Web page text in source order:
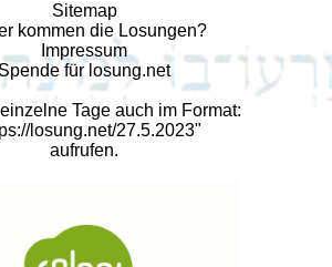
Sitemap
kommen die Losungen?
Impressum
Spende für losung.net
einzelne Tage auch im Format:
losung.net/27.5.2023"
aufrufen.